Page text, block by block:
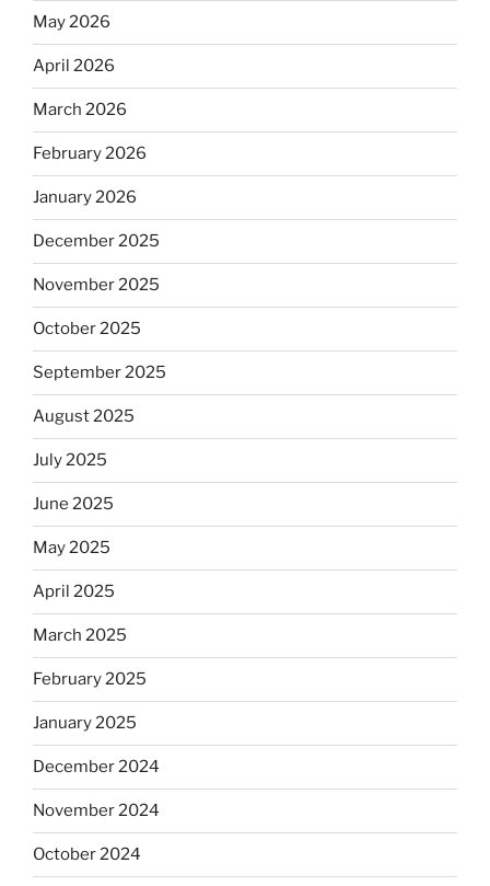
May 2026
April 2026
March 2026
February 2026
January 2026
December 2025
November 2025
October 2025
September 2025
August 2025
July 2025
June 2025
May 2025
April 2025
March 2025
February 2025
January 2025
December 2024
November 2024
October 2024